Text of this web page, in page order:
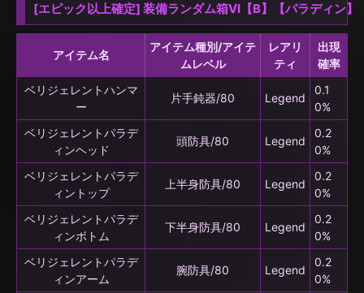
[エピック以上確定] 装備ランダム箱VI【B】【パラディン】
アイテム名
アイテム種別/アイテ
ムレベル
レアリ
ティ
出現
確率
ベリジェレントハンマ
ー
片手鈍器/80 Legend
0.1
0%
ベリジェレントパラデ
ィンヘッド
頭防具/80 Legend
0.2
0%
ベリジェレントパラデ
ィントップ
上半身防具/80 Legend
0.2
0%
ベリジェレントパラデ
ィンボトム
下半身防具/80 Legend
0.2
0%
ベリジェレントパラデ
ィンアーム
腕防具/80 Legend
0.2
0%